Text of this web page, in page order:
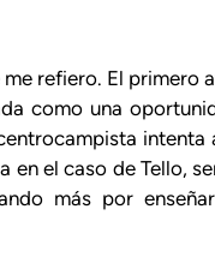
refiero. El primero
como una
intenta
en el caso de Tello,
más por